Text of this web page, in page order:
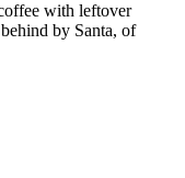
with leftover
by Santa, of